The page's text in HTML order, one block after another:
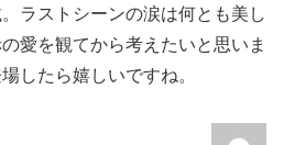
ラストシーンの涙は何とも美し
愛を観てから考えたいと思いま
したら嬉しいですね。